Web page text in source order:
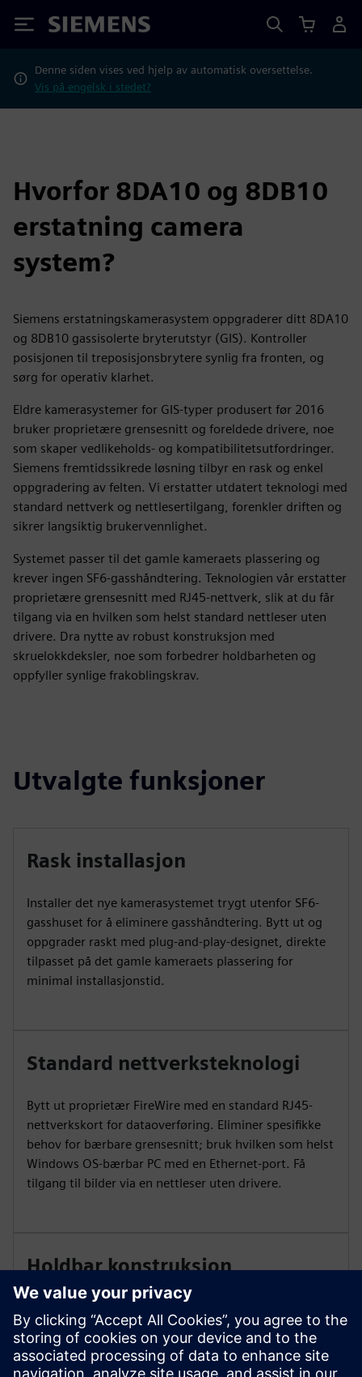
Siemens
Denne siden vises ved hjelp av automatisk oversettelse.
Vis på engelsk i stedet?
Hvorfor 8DA10 og 8DB10
erstatning camera
system?
Siemens erstatningskamerasystem oppgraderer ditt 8DA10
og 8DB10 gassisolerte bryterutstyr (GIS). Kontroller
posisjonen til treposisjonsbrytere synlig fra fronten, og
sørg for operativ klarhet.
Eldre kamerasystemer for GIS-typer produsert før 2016
bruker proprietære grensesnitt og foreldede drivere, noe
som skaper vedlikeholds- og kompatibilitetsutfordringer.
Siemens fremtidssikrede løsning tilbyr en rask og enkel
oppgradering av felten. Vi erstatter utdatert teknologi med
standard nettverk og nettlesertilgang, forenkler driften og
sikrer langsiktig brukervennlighet.
Systemet passer til det gamle kameraets plassering og
krever ingen SF6-gasshåndtering. Teknologien vår erstatter
proprietære grensesnitt med RJ45-nettverk, slik at du får
tilgang via en hvilken som helst standard nettleser uten
drivere. Dra nytte av robust konstruksjon med
skruelokkdeksler, noe som forbedrer holdbarheten og
oppfyller synlige frakoblingskrav.
Utvalgte funksjoner
Rask installasjon
Installer det nye kamerasystemet trygt utenfor SF6-
gasshuset for å eliminere gasshåndtering. Bytt ut og
oppgrader raskt med plug-and-play-designet, direkte
tilpasset på det gamle kameraets plassering for
minimal installasjonstid.
Standard nettverksteknologi
Bytt ut proprietær FireWire med en standard RJ45-
nettverkskort for dataoverføring. Eliminer spesifikke
behov for bærbare grensesnitt; bruk hvilken som helst
Windows OS-bærbar PC med en Ethernet-port. Få
tilgang til bilder via en nettleser uten drivere.
Holdbar konstruksjon
Den nye systemdesignen inkluderer et
tilkoblingspunkt for plug-in-grensesnitt for RJ45-
kabelen og en USB-strømport med to
skruelokkdeksler. Systemet oppfyller kravene til synlig